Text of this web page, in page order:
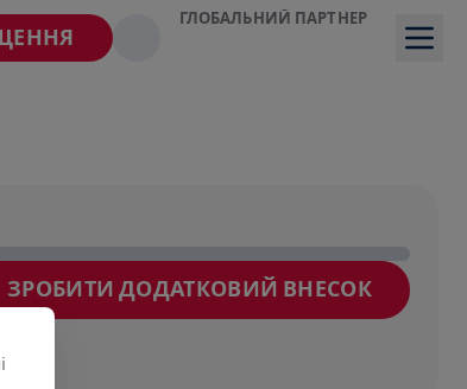
ГЛОБАЛЬНИЙ ПАРТНЕР
ЗРОБИТИ ДОДАТКОВИЙ ВНЕСОК